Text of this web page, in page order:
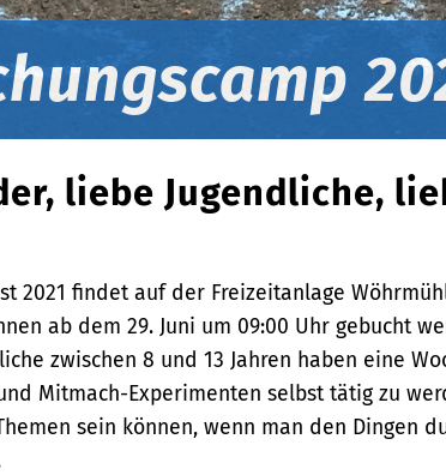
liebe Jugendliche,
2021 findet auf der Freizeitanlage
ab dem 29. Juni um 09:00 Uhr gebucht
zwischen 8 und 13 Jahren haben eine
Mitmach-Experimenten selbst tätig zu
sein können, wenn man den Dingen